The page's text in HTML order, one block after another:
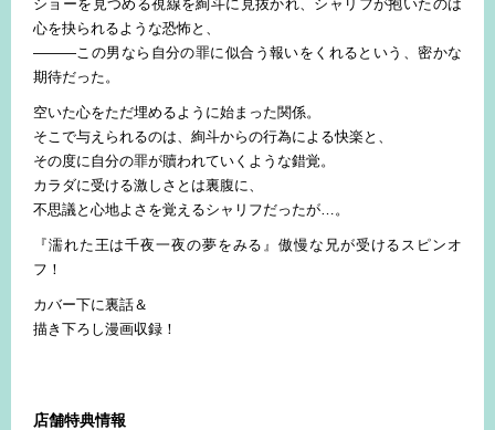
ショーを見つめる視線を絢斗に見抜かれ、シャリフが抱いたのは
心を抉られるような恐怖と、
―――この男なら自分の罪に似合う報いをくれるという、密かな
期待だった。
空いた心をただ埋めるように始まった関係。
そこで与えられるのは、絢斗からの行為による快楽と、
その度に自分の罪が贖われていくような錯覚。
カラダに受ける激しさとは裏腹に、
不思議と心地よさを覚えるシャリフだったが…。
『濡れた王は千夜一夜の夢をみる』傲慢な兄が受けるスピンオ
フ！
カバー下に裏話＆
描き下ろし漫画収録！
店舗特典情報